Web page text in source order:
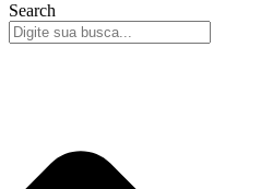
Search